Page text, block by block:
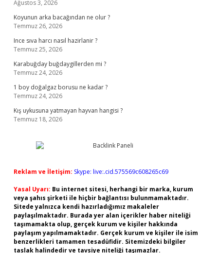
Ağustos 3, 2026
Koyunun arka bacağından ne olur ?
Temmuz 26, 2026
Ince sıva harcı nasıl hazirlanir ?
Temmuz 25, 2026
Karabuğday buğdaygillerden mi ?
Temmuz 24, 2026
1 boy doğalgaz borusu ne kadar ?
Temmuz 24, 2026
Kış uykusuna yatmayan hayvan hangisi ?
Temmuz 18, 2026
Reklam ve İletişim: Skype: live:.cid.575569c608265c69
Yasal Uyarı: Bu internet sitesi, herhangi bir marka, kurum
veya şahıs şirketi ile hiçbir bağlantısı bulunmamaktadır.
Sitede yalnızca kendi hazırladığımız makaleler
paylaşılmaktadır. Burada yer alan içerikler haber niteliği
taşımamakta olup, gerçek kurum ve kişiler hakkında
paylaşım yapılmamaktadır. Gerçek kurum ve kişiler ile isim
benzerlikleri tamamen tesadüfidir. Sitemizdeki bilgiler
taslak halindedir ve tavsiye niteliği taşımazlar.